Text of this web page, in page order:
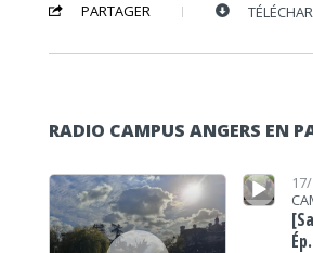
PARTAGER
RADIO CAMPUS ANGERS EN
Lecteur audio
Lecteur audio